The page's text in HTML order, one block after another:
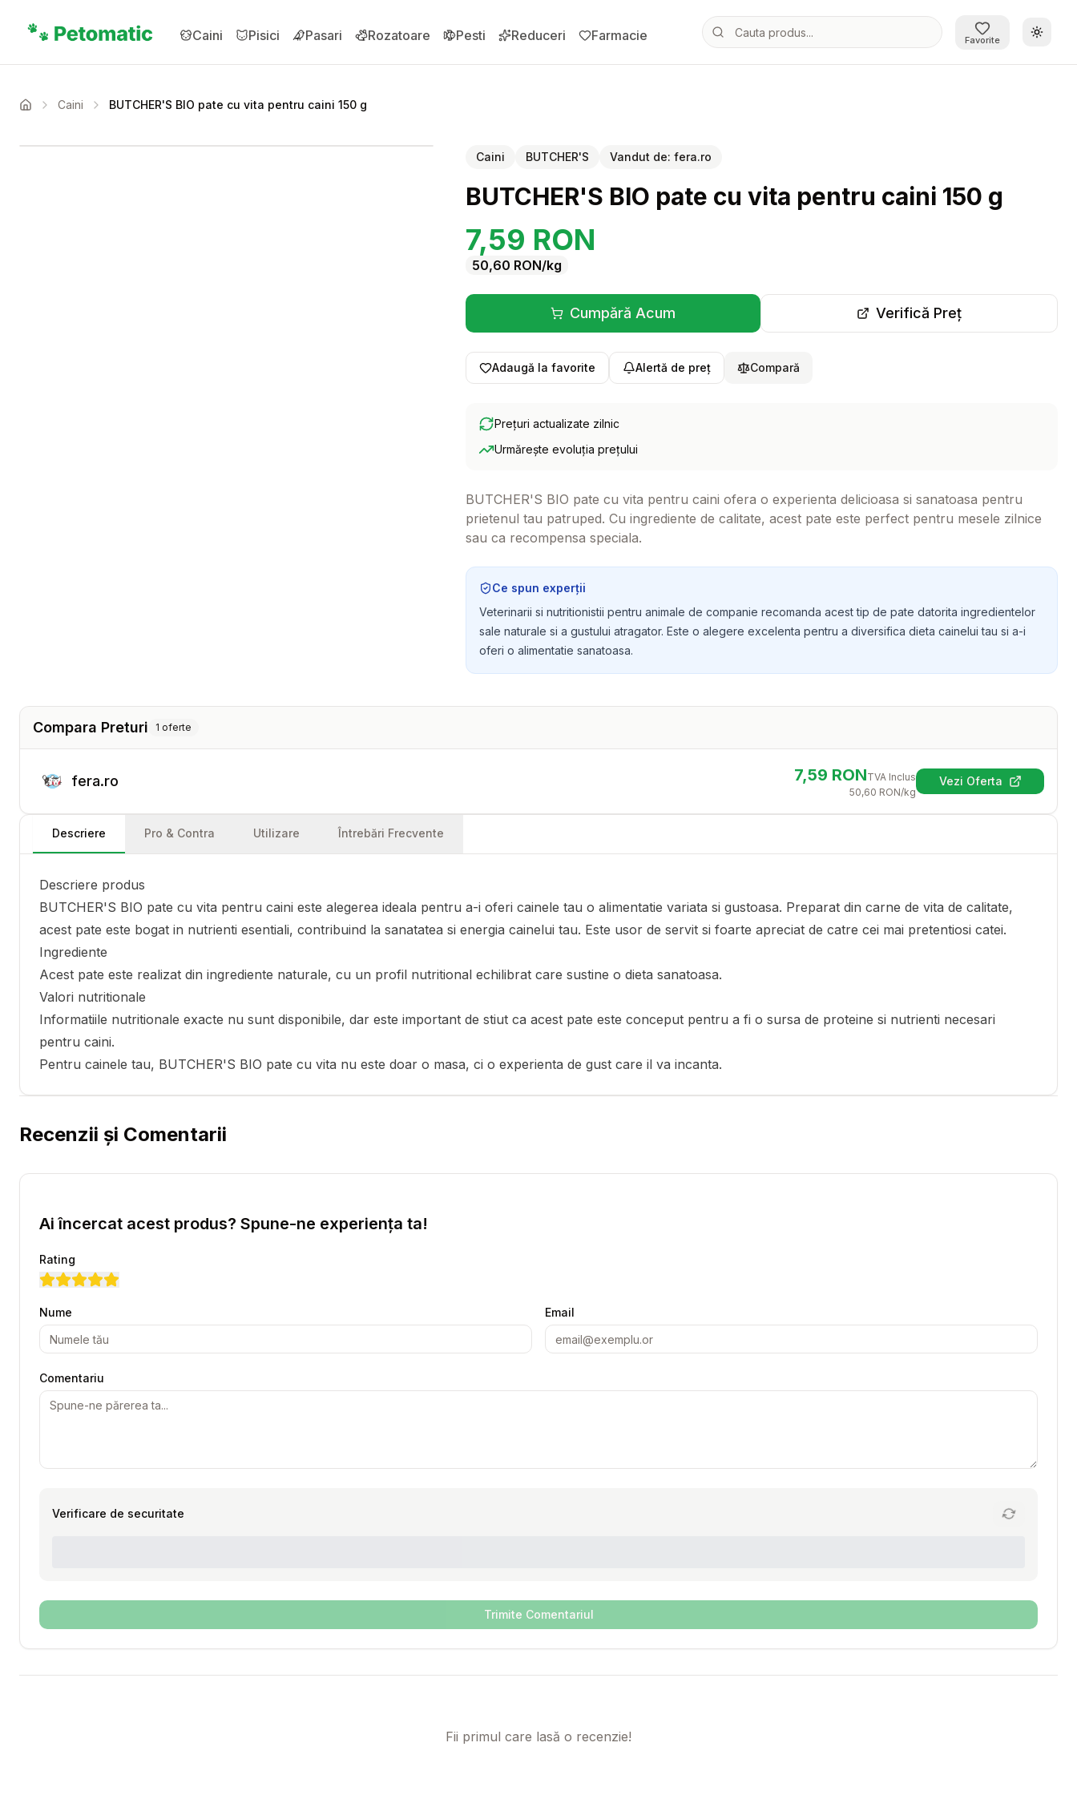
Caini
Pisici Pasari Rozatoare Pesti Reduceri Farmacie Favorite
Acasa Caini
BUTCHER'S BIO pate cu vita pentru caini 150 g
Caini BUTCHER'S Vandut de: fera.ro
BUTCHER'S BIO pate cu vita pentru caini 150 g
7,59 RON
50,60 RON/kg
Cumpără Acum
(se deschide într-o filă nouă)
Verifică Preț
(se deschide într-o filă
Adaugă la favorite Alertă de preț Compară
Prețuri actualizate zilnic
Urmărește evoluția prețului
BUTCHER'S BIO pate cu vita pentru caini ofera o experienta delicioasa si sanatoasa pentru
prietenul tau patruped. Cu ingrediente de calitate, acest pate este perfect pentru mesele zilnice
sau ca recompensa speciala.
Ce spun experții
Veterinarii si nutritionistii pentru animale de companie recomanda acest tip de pate datorita ingredientelor
sale naturale si a gustului atragator. Este o alegere excelenta pentru a diversifica dieta cainelui tau si a-i
oferi o alimentatie sanatoasa.
Compara Preturi 1 oferte
fera.ro 7,59 RONTVA Inclus
50,60 RON/kg
Vezi Oferta(se deschide
Descriere Pro & Contra Utilizare Întrebări Frecvente
Descriere produs
BUTCHER'S BIO pate cu vita pentru caini este alegerea ideala pentru a-i oferi cainele tau o alimentatie variata si gustoasa. Preparat din carne de vita de calitate,
acest pate este bogat in nutrienti esentiali, contribuind la sanatatea si energia cainelui tau. Este usor de servit si foarte apreciat de catre cei mai pretentiosi catei.
Ingrediente
Acest pate este realizat din ingrediente naturale, cu un profil nutritional echilibrat care sustine o dieta sanatoasa.
Valori nutritionale
Informatiile nutritionale exacte nu sunt disponibile, dar este important de stiut ca acest pate este conceput pentru a fi o sursa de proteine si nutrienti necesari
pentru caini.
Pentru cainele tau, BUTCHER'S BIO pate cu vita nu este doar o masa, ci o experienta de gust care il va incanta.
Recenzii și Comentarii
Ai încercat acest produs? Spune-ne experiența ta!
Rating
Nume Email
Comentariu
Verificare de securitate
Trimite Comentariul
Fii primul care lasă o recenzie!